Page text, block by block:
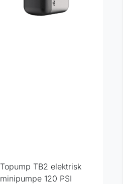
Topump TB2 elektrisk
minipumpe 120 PSI